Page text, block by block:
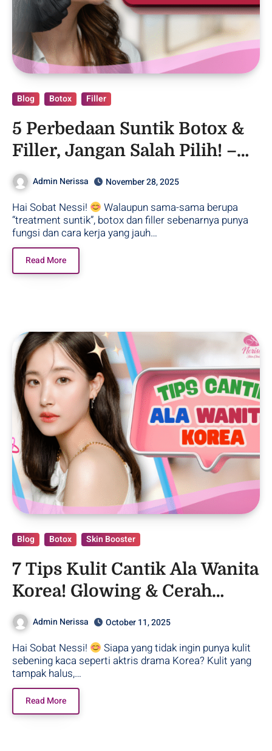
Blog Botox Filler
5 Perbedaan Suntik Botox &
Filler, Jangan Salah Pilih! –
Purwodadi
Admin Nerissa November 28, 2025
Hai Sobat Nessi!
Walaupun sama-sama berupa
“treatment suntik”, botox dan filler sebenarnya punya
fungsi dan cara kerja yang jauh…
Read More
Blog Botox Skin Booster
7 Tips Kulit Cantik Ala Wanita
Korea! Glowing & Cerah
Setiap Saat!
Admin Nerissa October 11, 2025
Hai Sobat Nessi!
Siapa yang tidak ingin punya kulit
sebening kaca seperti aktris drama Korea? Kulit yang
tampak halus,…
Read More